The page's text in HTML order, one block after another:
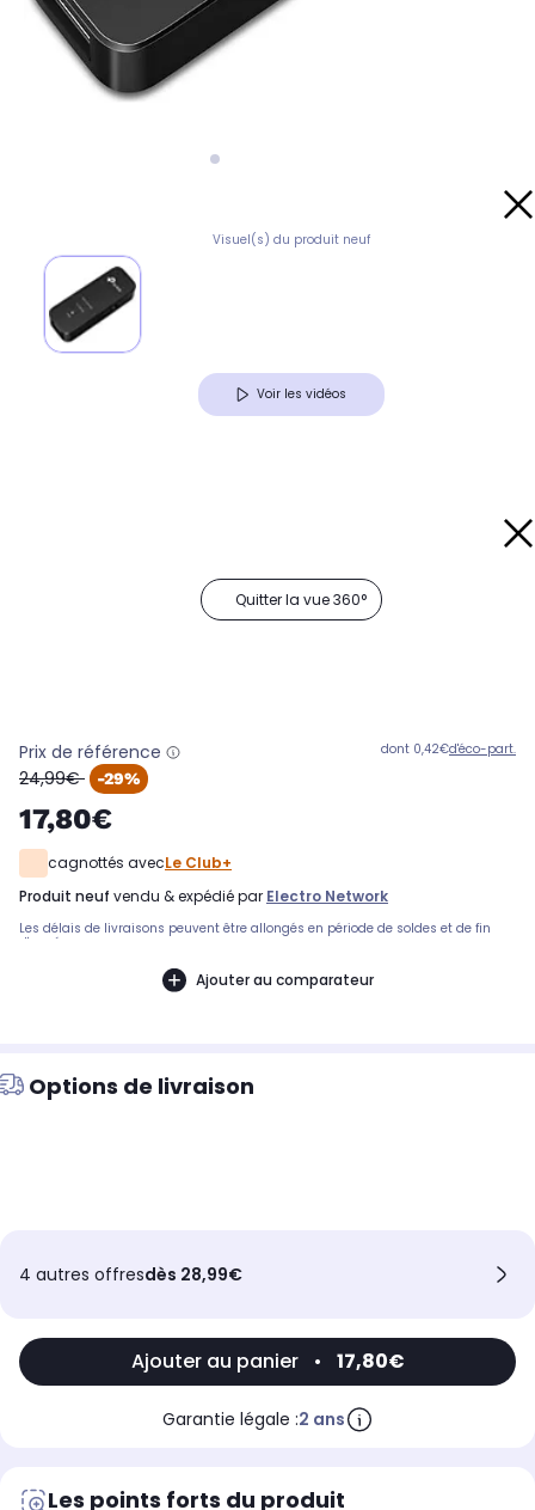
Visuel(s) du produit neuf
Voir les vidéos
Quitter la vue 360°
Prix de référence
oldPrice
24,99€ -29%
17,80€
dont 0,42€d'éco-part.
cagnottés avecLe Club+
produit neuf vendu & expédié par Electro Network
Les délais de livraisons peuvent être allongés en période de soldes et de fin
d'année.
Ajouter au comparateur
Options de livraison
4 autres offresdès 28,99€
Ajouter au panier • 17,80€
Garantie légale :2 ans
Les points forts du produit